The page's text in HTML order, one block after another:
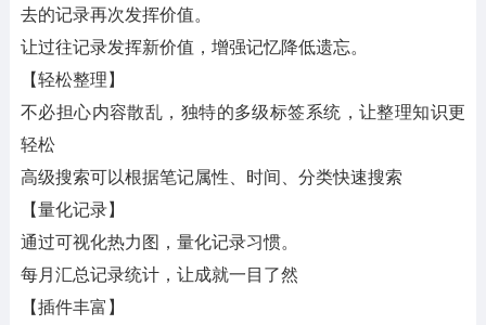
去的记录再次发挥价值。
让过往记录发挥新价值，增强记忆降低遗忘。
【轻松整理】
不必担心内容散乱，独特的多级标签系统，让整理知识更
轻松
高级搜索可以根据笔记属性、时间、分类快速搜索
【量化记录】
通过可视化热力图，量化记录习惯。
每月汇总记录统计，让成就一目了然
【插件丰富】